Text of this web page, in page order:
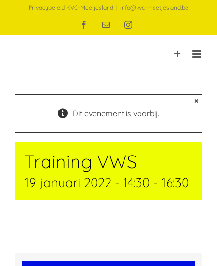
naar
Privacybeleid KVC-Meetjesland | info@kvc-meetjesland.be
Facebook
E-
Instagram
Dit evenement is voorbij.
×
Training VWS
19 januari 2022 - 14:30 - 16:30